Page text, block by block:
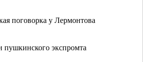
поговорка у Лермонтова
пушкинского экспромта